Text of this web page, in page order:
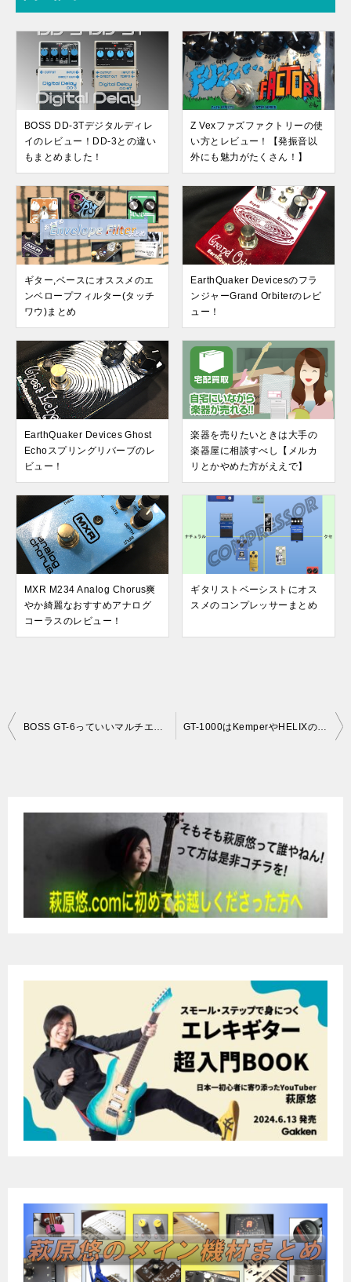
BOSS DD-3Tデジタルディレ
イのレビュー！DD-3との違い
もまとめました！
Z Vexファズファクトリーの使
い方とレビュー！【発振音以
外にも魅力がたくさん！】
ギター,ベースにオススメのエ
ンベロープフィルター(タッチ
ワウ)まとめ
EarthQuaker Devicesのフラ
ンジャーGrand Orbiterのレビ
ュー！
EarthQuaker Devices Ghost
Echoスプリングリバーブのレ
ビュー！
楽器を売りたいときは大手の
楽器屋に相談すべし【メルカ
リとかやめた方がええで】
MXR M234 Analog Chorus爽
やか綺麗なおすすめアナログ
コーラスのレビュー！
ギタリストベーシストにオス
スメのコンプレッサーまとめ
投
BOSS GT-6っていいマルチエフェクターだったよね GT-1000はKemperやHELIXの対抗馬になるか